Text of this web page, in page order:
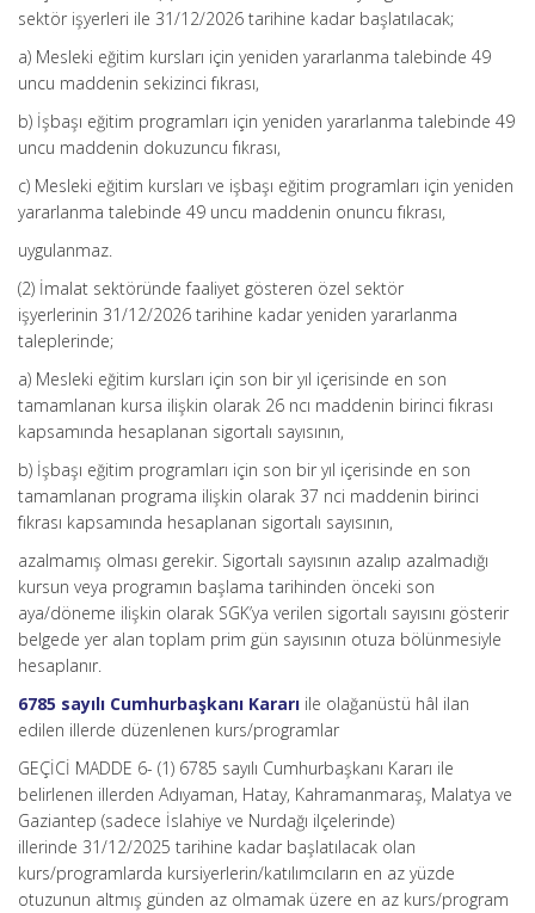
sektör işyerleri ile 31/12/2026 tarihine kadar başlatılacak;
a) Mesleki eğitim kursları için yeniden yararlanma talebinde 49
uncu maddenin sekizinci fıkrası,
b) İşbaşı eğitim programları için yeniden yararlanma talebinde 49
uncu maddenin dokuzuncu fıkrası,
c) Mesleki eğitim kursları ve işbaşı eğitim programları için yeniden
yararlanma talebinde 49 uncu maddenin onuncu fıkrası,
uygulanmaz.
(2) İmalat sektöründe faaliyet gösteren özel sektör
işyerlerinin 31/12/2026 tarihine kadar yeniden yararlanma
taleplerinde;
a) Mesleki eğitim kursları için son bir yıl içerisinde en son
tamamlanan kursa ilişkin olarak 26 ncı maddenin birinci fıkrası
kapsamında hesaplanan sigortalı sayısının,
b) İşbaşı eğitim programları için son bir yıl içerisinde en son
tamamlanan programa ilişkin olarak 37 nci maddenin birinci
fıkrası kapsamında hesaplanan sigortalı sayısının,
azalmamış olması gerekir. Sigortalı sayısının azalıp azalmadığı
kursun veya programın başlama tarihinden önceki son
aya/döneme ilişkin olarak SGK’ya verilen sigortalı sayısını gösterir
belgede yer alan toplam prim gün sayısının otuza bölünmesiyle
hesaplanır.
6785 sayılı Cumhurbaşkanı Kararı ile olağanüstü hâl ilan
edilen illerde düzenlenen kurs/programlar
GEÇİCİ MADDE 6- (1) 6785 sayılı Cumhurbaşkanı Kararı ile
belirlenen illerden Adıyaman, Hatay, Kahramanmaraş, Malatya ve
Gaziantep (sadece İslahiye ve Nurdağı ilçelerinde)
illerinde 31/12/2025 tarihine kadar başlatılacak olan
kurs/programlarda kursiyerlerin/katılımcıların en az yüzde
otuzunun altmış günden az olmamak üzere en az kurs/program